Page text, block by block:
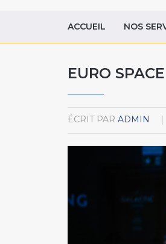
ACCUEIL NOS
EURO
ÉCRIT PAR ADMIN